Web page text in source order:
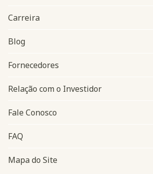
Navegação do rodapé
Carreira
Blog
Fornecedores
Relação com o Investidor
Fale Conosco
FAQ
Mapa do Site